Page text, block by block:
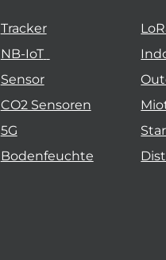
Tracker
NB-IoT
Sensor
CO2 Sensoren
5G
Bodenfeuchte